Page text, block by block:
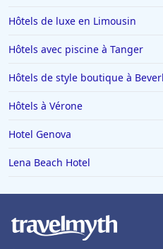
Hôtels en Italie
Hôtels à Miami
Hôtels à Megève
Hôtels en Loire Atlantique
Hôtels en Andorre
Hôtels de luxe en Limousin
Hôtels avec piscine à Tanger
Hôtels de style boutique à
Hôtels à Vérone
Hotel Genova
Lena Beach Hotel